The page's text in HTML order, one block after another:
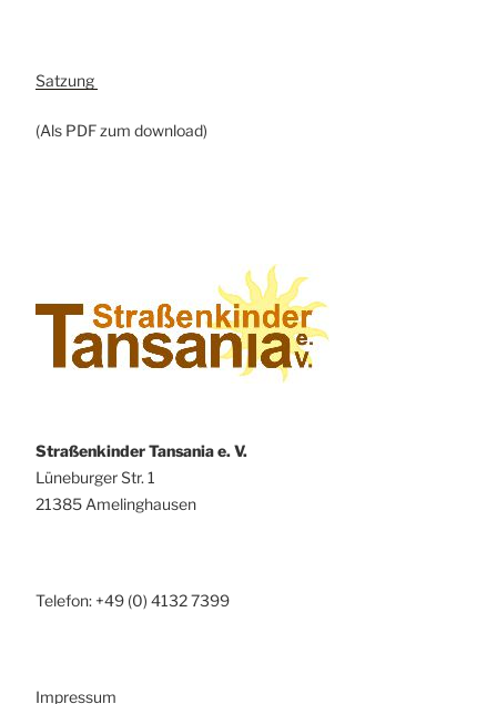
Satzung
(Als PDF zum download)
Straßenkinder Tansania e. V.
Lüneburger Str. 1
21385 Amelinghausen
Telefon: +49 (0) 4132 7399
Impressum